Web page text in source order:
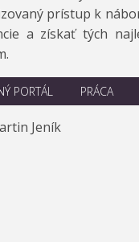
prístup k
a získať tých
PORTÁL PRÁCA
Jeník